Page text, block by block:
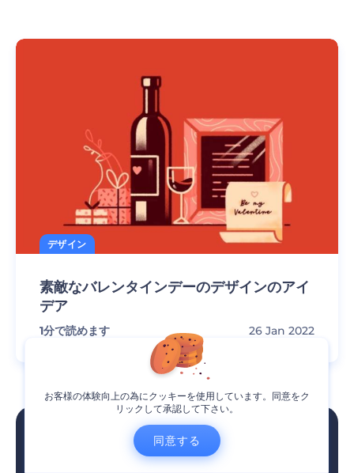
デザイン
素敵なバレンタインデーのデザインのアイ
デア
1分で読めます 26 Jan 2022
レンダーフォレ
ストのメールマ
お客様の体験向上の為にクッキーを使用しています。同意をク
リックして承認して下さい。
同意する